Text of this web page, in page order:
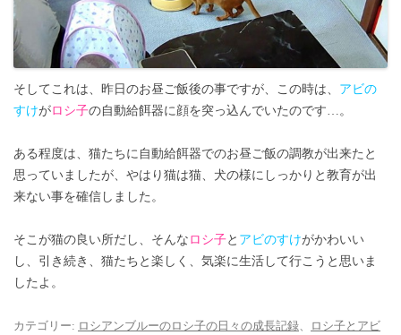
そしてこれは、昨日のお昼ご飯後の事ですが、この時は、 アビの
すけがロシ子の自動給餌器に顔を突っ込んでいたのです…。
ある程度は、猫たちに自動給餌器でのお昼ご飯の調教が出来たと
思っていましたが、やはり猫は猫、犬の様にしっかりと教育が出
来ない事を確信しました。
そこが猫の良い所だし、そんな ロシ子と アビのすけがかわいい
し、引き続き、猫たちと楽しく、気楽に生活して行こうと思いま
したよ。
カテゴリー: ロシアンブルーのロシ子の日々の成長記録、
ロシ子とアビ